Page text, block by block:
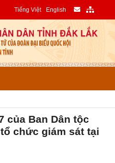
Tiếng Việt English
của Ban Dân tộc
chức giám sát tại